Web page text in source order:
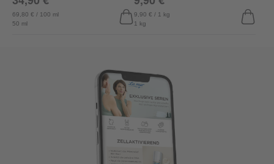
50 ml
69,80 € / 100 ml
1 kg
9,90 € / 1 kg